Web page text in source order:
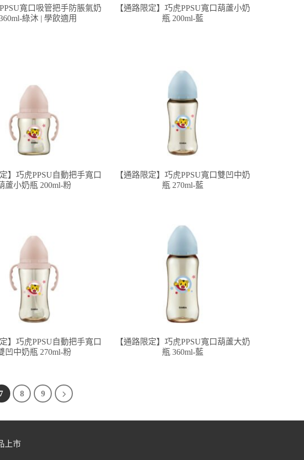
寬口吸管把手防脹氣奶
綠沐 | 學飲適用
【通路限定】巧虎PPSU寬口葫蘆小奶
瓶 200ml-藍
】巧虎PPSU自動把手寬口
蘆小奶瓶 200ml-粉
【通路限定】巧虎PPSU寬口雙凹中奶
瓶 270ml-藍
】巧虎PPSU自動把手寬口
凹中奶瓶 270ml-粉
【通路限定】巧虎PPSU寬口葫蘆大奶
瓶 360ml-藍
7 8 9
上市